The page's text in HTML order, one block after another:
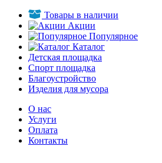
Товары в наличии
Акции
Популярное
Каталог
Детская площадка
Спорт площадка
Благоустройство
Изделия для мусора
О нас
Услуги
Оплата
Контакты